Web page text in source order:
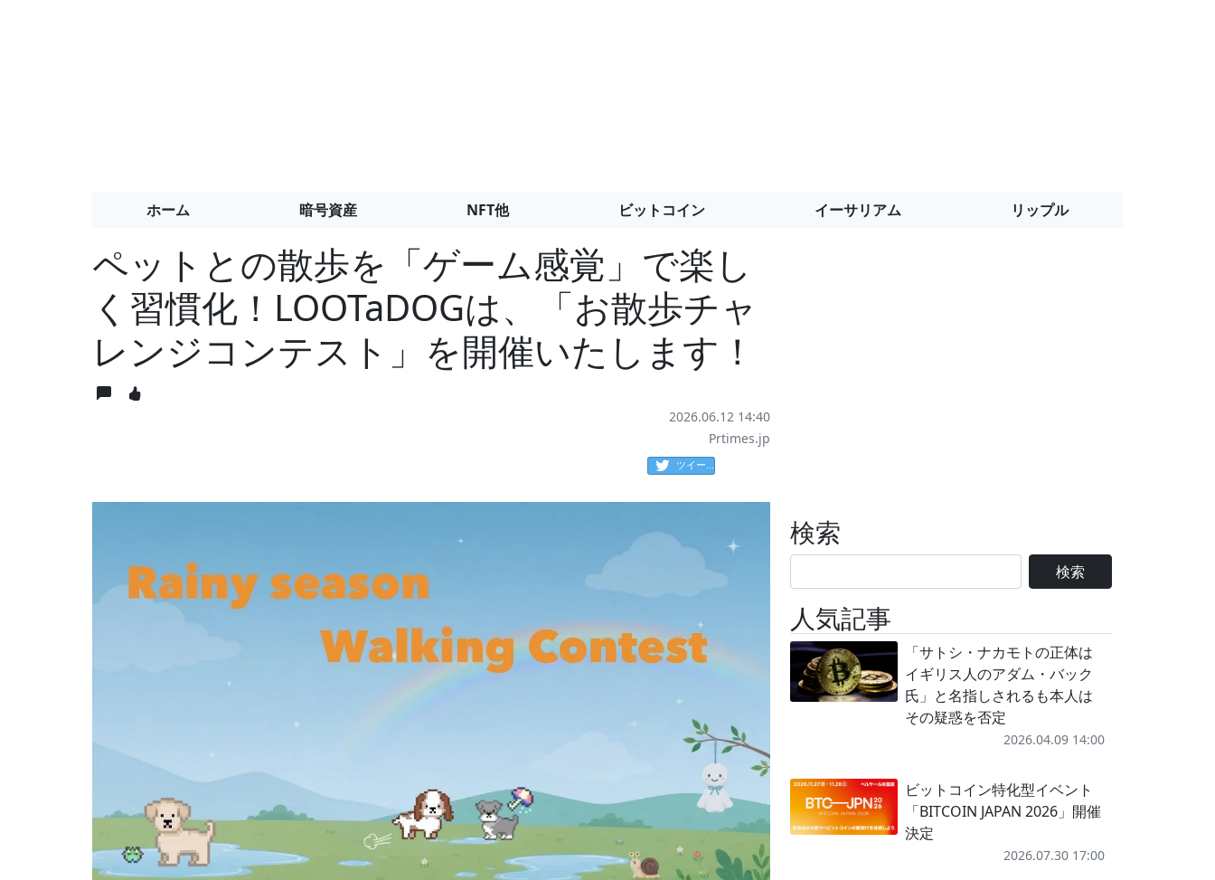
ホーム 暗号資産 NFT他 ビットコイン イーサリアム リップル
ペットとの散歩を「ゲーム感覚」で楽し
く習慣化！LOOTaDOGは、「お散歩チャ
レンジコンテスト」を開催いたします！
2026.06.12 14:40
Prtimes.jp
ツイート
検索
検索
人気記事
「サトシ・ナカモトの正体は
イギリス人のアダム・バック
氏」と名指しされるも本人は
その疑惑を否定
2026.04.09 14:00
ビットコイン特化型イベント
「BITCOIN JAPAN 2026」開催
決定
2026.07.30 17:00